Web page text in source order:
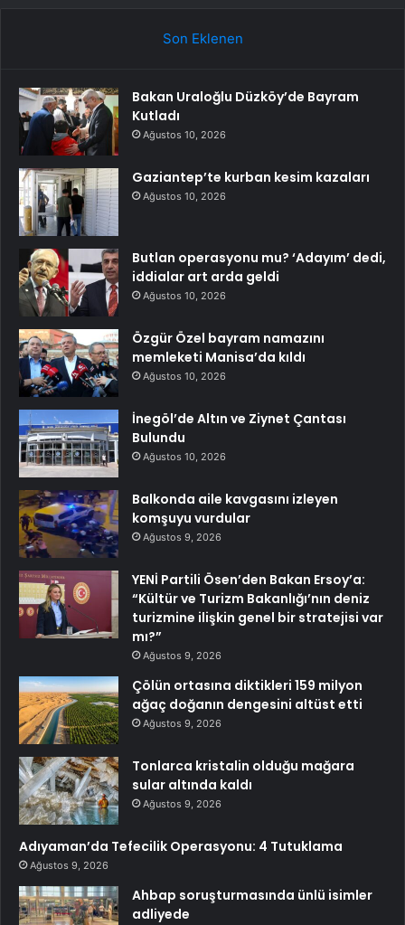
Son Eklenen
Bakan Uraloğlu Düzköy’de Bayram
Kutladı
Ağustos 10, 2026
Gaziantep’te kurban kesim kazaları
Ağustos 10, 2026
Butlan operasyonu mu? ‘Adayım’ dedi,
iddialar art arda geldi
Ağustos 10, 2026
Özgür Özel bayram namazını
memleketi Manisa’da kıldı
Ağustos 10, 2026
İnegöl’de Altın ve Ziynet Çantası
Bulundu
Ağustos 10, 2026
Balkonda aile kavgasını izleyen
komşuyu vurdular
Ağustos 9, 2026
YENİ Partili Ösen’den Bakan Ersoy’a:
“Kültür ve Turizm Bakanlığı’nın deniz
turizmine ilişkin genel bir stratejisi var
mı?”
Ağustos 9, 2026
Çölün ortasına diktikleri 159 milyon
ağaç doğanın dengesini altüst etti
Ağustos 9, 2026
Tonlarca kristalin olduğu mağara
sular altında kaldı
Ağustos 9, 2026
Adıyaman’da Tefecilik Operasyonu: 4 Tutuklama
Ağustos 9, 2026
Ahbap soruşturmasında ünlü isimler
adliyede